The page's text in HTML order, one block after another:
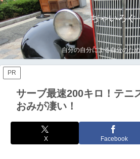
ぢゃいろぐ
自分の自分による自分のた
PR
サーブ最速200キロ！テニ
おみが凄い！
X Facebook